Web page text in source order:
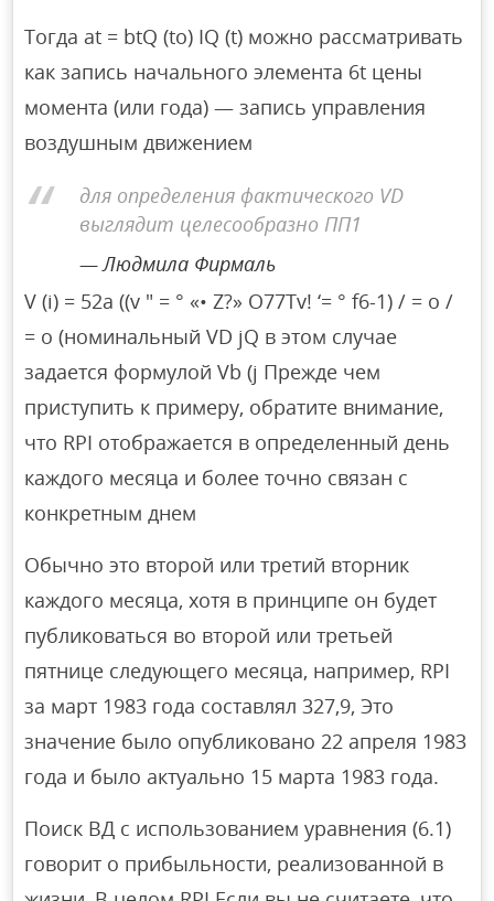
Тогда at = btQ (to) IQ (t) можно рассматривать
как запись начального элемента 6t цены
момента (или года) — запись управления
воздушным движением
для определения фактического VD
выглядит целесообразно ПП1
Людмила Фирмаль
V (i) = 52a ((v ″ = ° «• Z?» O77Tv! ‘= ° f6-1) / = o /
= o (номинальный VD jQ в этом случае
задается формулой Vb (j Прежде чем
приступить к примеру, обратите внимание,
что RPI отображается в определенный день
каждого месяца и более точно связан с
конкретным днем
Обычно это второй или третий вторник
каждого месяца, хотя в принципе он будет
публиковаться во второй или третьей
пятнице следующего месяца, например, RPI
за март 1983 года составлял 327,9, Это
значение было опубликовано 22 апреля 1983
года и было актуально 15 марта 1983 года.
Поиск ВД с использованием уравнения (6.1)
говорит о прибыльности, реализованной в